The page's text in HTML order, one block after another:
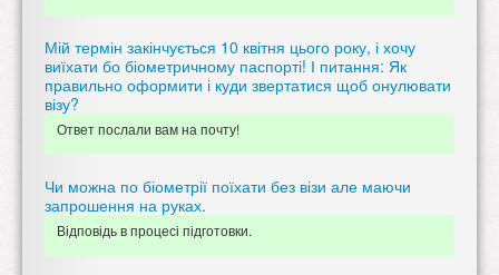
Мій термін закінчується 10 квітня цього року, і хочу
виїхати бо біометричному паспорті! І питання: Як
правильно оформити і куди звертатися щоб онулювати
візу?
Ответ послали вам на почту!
Чи можна по біометрії поїхати без візи але маючи
запрошення на руках.
Відповідь в процесі підготовки.